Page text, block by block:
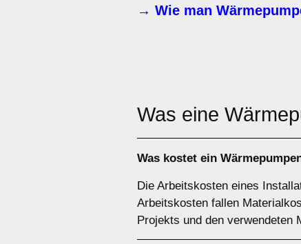
→ Wie man
Was eine
Was kostet ein
Die Arbeitskosten eines
Arbeitskosten fallen
Projekts und den verwendeten